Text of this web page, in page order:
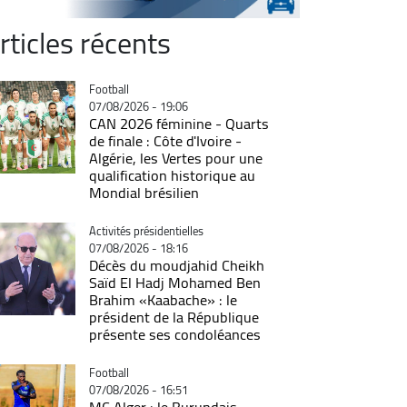
récents
Catégorie
Football
07/08/2026 - 19:06
CAN 2026 féminine - Quarts
de finale : Côte d'Ivoire -
Algérie, les Vertes pour une
qualification historique au
Mondial brésilien
Catégorie
Activités présidentielles
07/08/2026 - 18:16
Décès du moudjahid Cheikh
Saïd El Hadj Mohamed Ben
Brahim «Kaabache» : le
président de la République
présente ses condoléances
Catégorie
Football
07/08/2026 - 16:51